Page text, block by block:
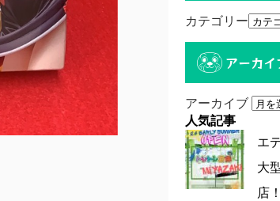
カテゴリー
アーカイ
アーカイブ
人気記事
エ
大
店